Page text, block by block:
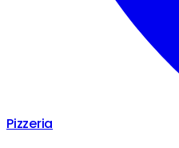
Pizzeria